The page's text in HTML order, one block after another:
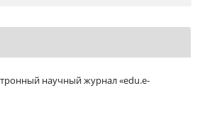
научный журнал «edu.e-